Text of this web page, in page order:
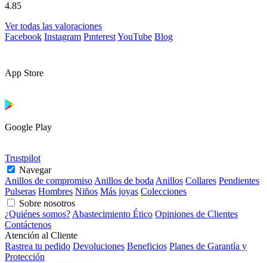
4.85
Ver todas las valoraciones
Facebook Instagram PınterestYouTube Blog
App Store
Google Play
Trustpilot
Navegar
Anillos de compromiso Anillos de boda Anillos Collares Pendientes
Pulseras Hombres Niños Más joyas Colecciones
Sobre nosotros
¿Quiénes somos? Abastecimiento Ético Opiniones de Clientes
Contáctenos
Atención al Cliente
Rastrea tu pedido Devoluciones Beneficios Planes de Garantía y
Protección